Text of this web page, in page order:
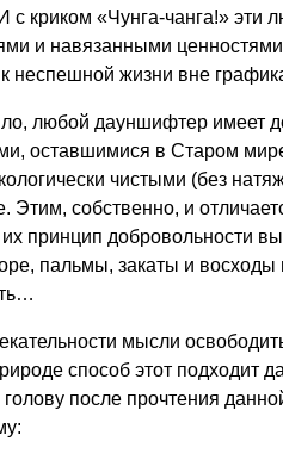
криком «Чунга-чанга!» эти
и навязанными ценностями
неспешной жизни вне
любой дауншифтер имеет
оставшимися в Старом
чистыми (без
Этим, собственно, и
принцип добровольности
пальмы, закаты и
мысли
способ этот подходит
после прочтения